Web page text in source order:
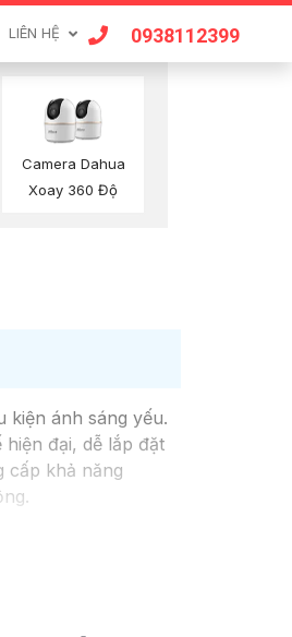
LIÊN HỆ 0938112399
Camera Dahua
Xoay 360 Độ
kiện ánh sáng yếu.
đại, dễ lắp đặt
cấp khả năng